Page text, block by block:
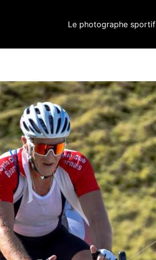
Le photographe sportif